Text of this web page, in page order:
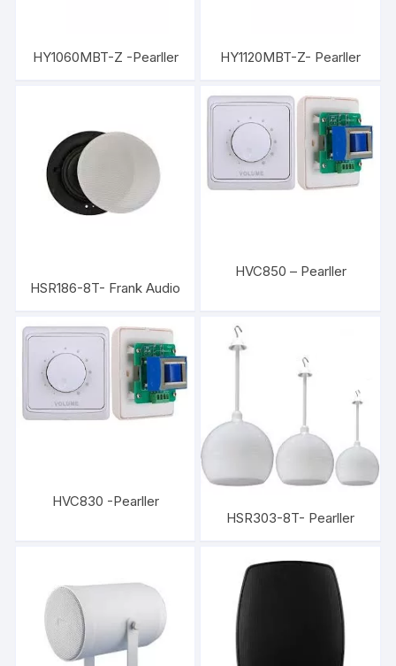
HY1060MBT-Z -Pearller HY1120MBT-Z- Pearller
HSR186-8T- Frank Audio
HVC850 – Pearller
HVC830 -Pearller
HSR303-8T- Pearller